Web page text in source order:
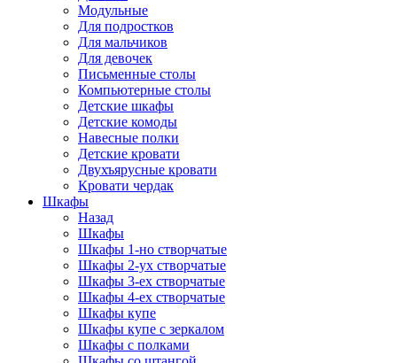
Модульные
Для подростков
Для мальчиков
Для девочек
Письменные столы
Компьютерные столы
Детские шкафы
Детские комоды
Навесные полки
Детские кровати
Двухъярусные кровати
Кровати чердак
Шкафы
Назад
Шкафы
Шкафы 1-но створчатые
Шкафы 2-ух створчатые
Шкафы 3-ех створчатые
Шкафы 4-ех створчатые
Шкафы купе
Шкафы купе с зеркалом
Шкафы с полками